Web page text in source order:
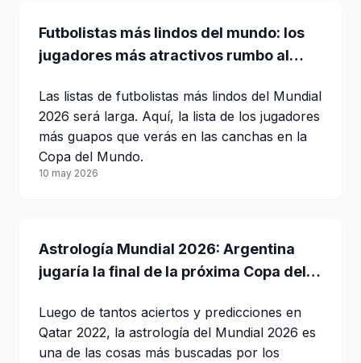
Futbolistas más lindos del mundo: los
jugadores más atractivos rumbo al
Las listas de futbolistas más lindos del Mundial
2026 será larga. Aquí, la lista de los jugadores
más guapos que verás en las canchas en la
Copa del Mundo.
10 may 2026
Astrología Mundial 2026: Argentina
jugaría la final de la próxima Copa del
Luego de tantos aciertos y predicciones en
Qatar 2022, la astrología del Mundial 2026 es
una de las cosas más buscadas por los